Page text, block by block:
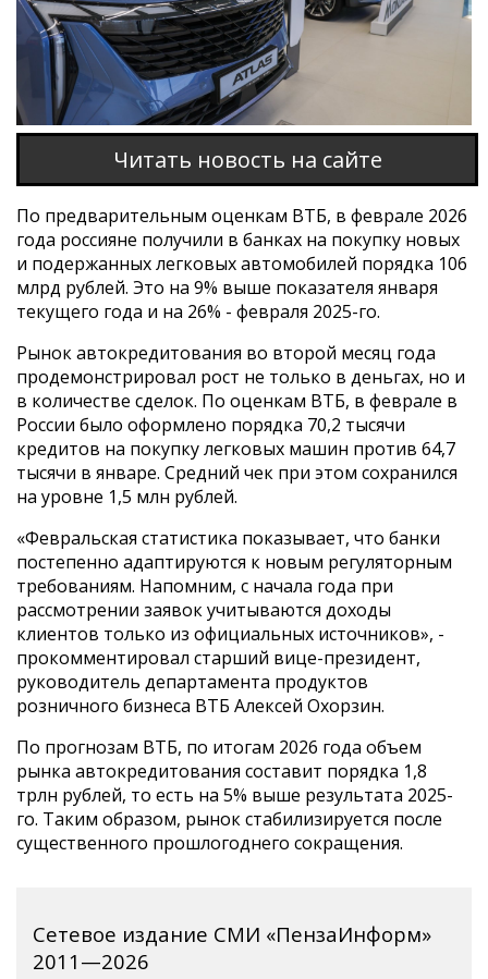
Читать новость на сайте
По предварительным оценкам ВТБ, в феврале 2026
года россияне получили в банках на покупку новых
и подержанных легковых автомобилей порядка 106
млрд рублей. Это на 9% выше показателя января
текущего года и на 26% - февраля 2025-го.
Рынок автокредитования во второй месяц года
продемонстрировал рост не только в деньгах, но и
в количестве сделок. По оценкам ВТБ, в феврале в
России было оформлено порядка 70,2 тысячи
кредитов на покупку легковых машин против 64,7
тысячи в январе. Средний чек при этом сохранился
на уровне 1,5 млн рублей.
«Февральская статистика показывает, что банки
постепенно адаптируются к новым регуляторным
требованиям. Напомним, с начала года при
рассмотрении заявок учитываются доходы
клиентов только из официальных источников», -
прокомментировал старший вице-президент,
руководитель департамента продуктов
розничного бизнеса ВТБ Алексей Охорзин.
По прогнозам ВТБ, по итогам 2026 года объем
рынка автокредитования составит порядка 1,8
трлн рублей, то есть на 5% выше результата 2025-
го. Таким образом, рынок стабилизируется после
существенного прошлогоднего сокращения.
Сетевое издание СМИ «ПензаИнформ»
2011—2026